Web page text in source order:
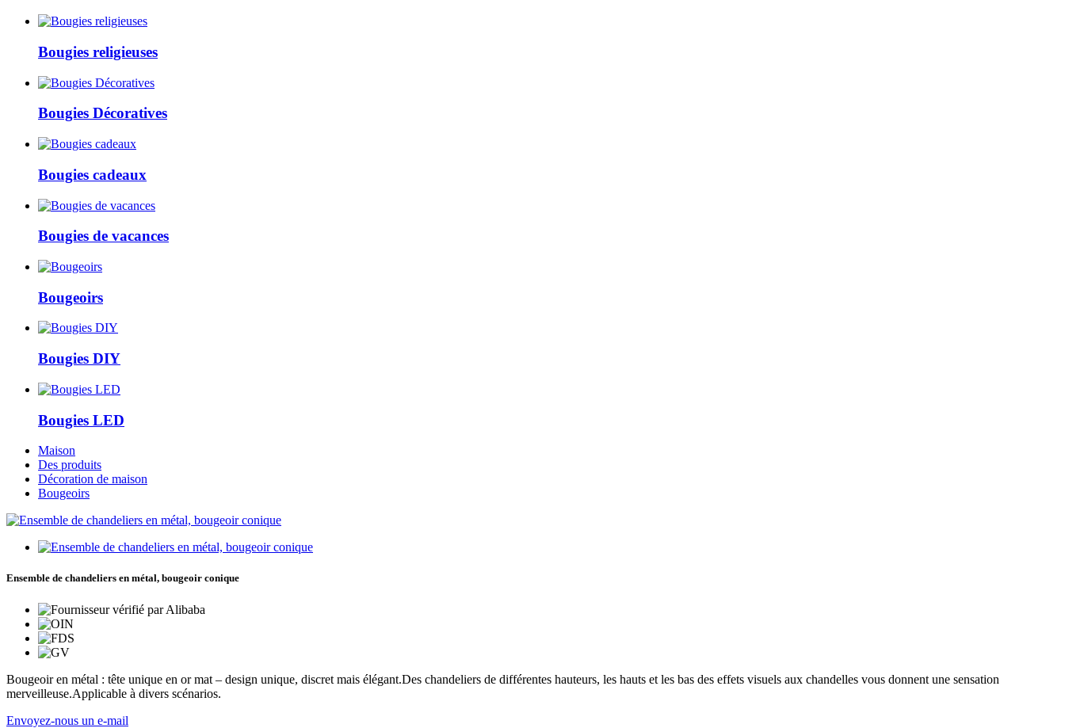
Bougies religieuses
Bougies Décoratives
Bougies cadeaux
Bougies de vacances
Bougeoirs
Bougies DIY
Bougies LED
Maison
Des produits
Décoration de maison
Bougeoirs
Ensemble de chandeliers en métal, bougeoir conique
Bougeoir en métal : tête unique en or mat – design unique, discret mais élégant.Des chandeliers de différentes hauteurs, les hauts et les bas des effets visuels aux chandelles vous donnent une sensation
merveilleuse.Applicable à divers scénarios.
Envoyez-nous un e-mail